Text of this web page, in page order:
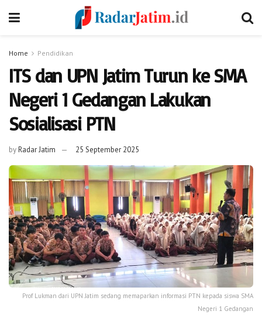
Home Pendidikan
ITS dan UPN Jatim Turun ke SMA
Negeri 1 Gedangan Lakukan
Sosialisasi PTN
byRadar Jatim 25 September 2025
Prof Lukman dari UPN Jatim sedang memaparkan informasi PTN kepada siswa SMA
Negeri 1 Gedangan